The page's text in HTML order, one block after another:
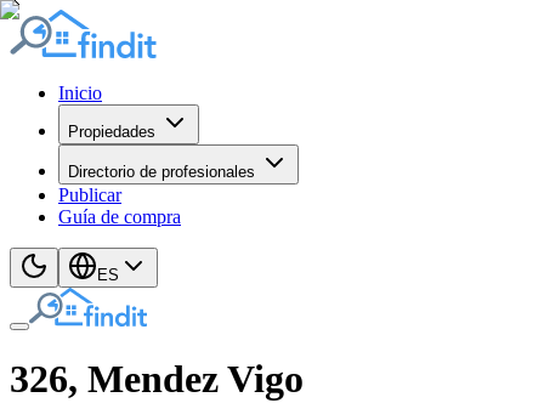
Inicio
Propiedades
Directorio de profesionales
Publicar
Guía de compra
ES
326, Mendez Vigo